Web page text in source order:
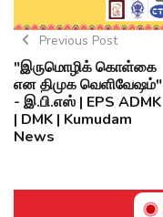
Previous Post
"இருமொழிக் கொள்கை
என திமுக வெளிவேஷம்"
- இ.பி.எஸ் | EPS ADMK
| DMK | Kumudam
News